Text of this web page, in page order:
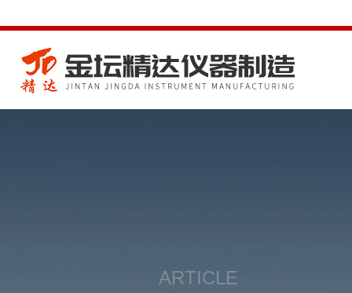
ARTICLE